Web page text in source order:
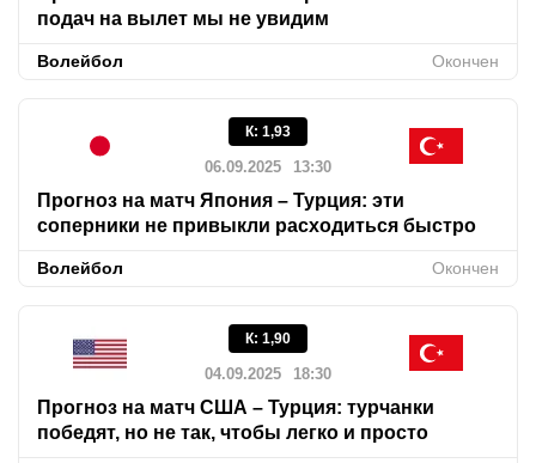
подач на вылет мы не увидим
Волейбол Окончен
К: 1,93
06.09.2025 13:30
Прогноз на матч Япония – Турция: эти
соперники не привыкли расходиться быстро
Волейбол Окончен
К: 1,90
04.09.2025 18:30
Прогноз на матч США – Турция: турчанки
победят, но не так, чтобы легко и просто